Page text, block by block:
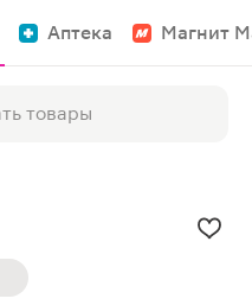
Аптека Магнит